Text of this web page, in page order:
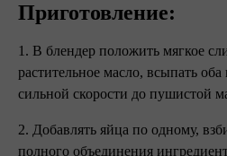
Приготовление:
1. В блендер положить мягкое
растительное масло, всыпать
сильной скорости до пушистой
2. Добавлять яйца по одному,
полного объединения